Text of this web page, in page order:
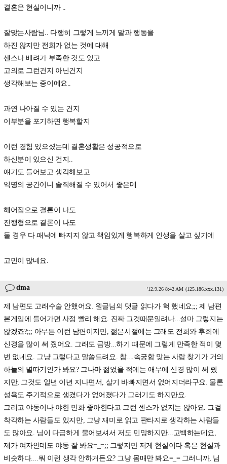
결혼은 현실이니까 ..
잘맞는사람님.. 다행히 그렇게 느끼게 말과 행동을
하진 않지만 전희가 없는 것에 대해
센스나 배려가 부족한 것도 있고
고의로 그런건지 아닌건지
생각해보는 중이에요..
과연 나아질 수 있는 건지
이부분을 포기하면 행복할지
이런 경험 있으셨는데 결혼생활은 성공적으로
하신분이 있으신 건지..
얘기도 들어보고 생각해보고
익명의 공간이니 솔직해질 수 있어서 좋은데
헤어짐으로 결론이 나도
진행형으로 결론이 나도
둘 경우 다 패닉에 빠지지 않고 책임있게 행복하게 인생을 살고 싶기에
고민이 많네요.
dma '12.9.26 8:42 AM (125.186.xxx.131)
제 남편도 고래수술 안했어요. 원글님의 댓글 읽다가 헉 했네요;;; 제 남편
본게임에 들어가면 사정 빨리 해요. 진짜 그것때문일려나...설마 그렇지는
않겠죠?;;; 아무튼 이런 남편이지만, 젊은시절에는 그래도 전희와 후회에
신경을 많이 써 줬어요. 그래도 금방...하기 때문에 그렇게 만족한 적이 몇
번 없네요. 그냥 그렇다고 말씀드려요. 참....속궁합 맞는 사람 찾기가 거의
하늘의 별따기인가 봐요? 그나마 젊었을 적에는 애무에 신경 많이 써 줬
지만, 그것도 일년 이년 지나면서, 살기 바빠지면서 없어지더라구요. 물론
성욕도 주기적으로 생겼다가 없어졌다가 그러기도 하지만요.
그리고 야동이나 야한 만화 좋아한다고 그런 센스가 없지는 않아요. 그걸
착각하는 사람들도 있지만, 그냥 재미로 읽고 판타지로 생각하는 사람들
도 많아요. 님이 다급하게 물어보셔서 저도 민망하지만...고백하는데요,
제가 여자인데도 야동 잘 봐요=_=;; 그렇지만 저게 현실이다 혹은 현실과
비슷하다....뭐 이런 생각 안하거든요? 그냥 몸매만 봐요=_= 그러니까, 님